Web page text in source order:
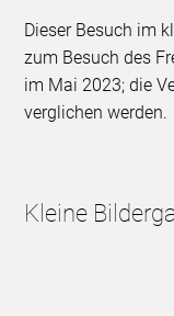
Dieser Besuch im
zum Besuch des
im Mai 2023; die
verglichen werden.
Kleine